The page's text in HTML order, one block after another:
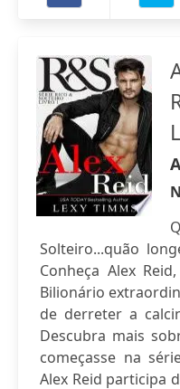
Solteiro...quão
Conheça Alex
Bilionário
de derreter a
Descubra mais
começasse na
Alex Reid participa